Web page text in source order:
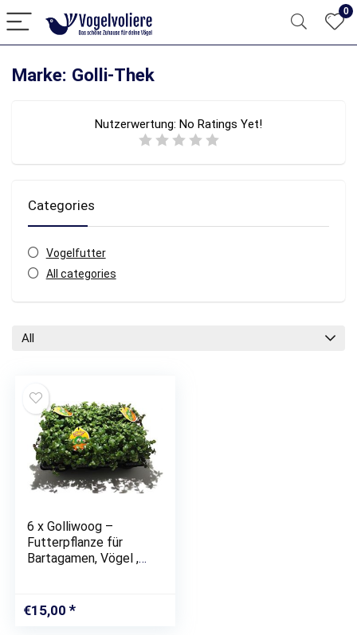
0
Marke: Golli-Thek
Nutzerwertung: No Ratings Yet!
Categories
Vogelfutter
All categories
All
6 x Golliwoog –
Futterpflanze für
Bartagamen, Vögel ,
€15,00